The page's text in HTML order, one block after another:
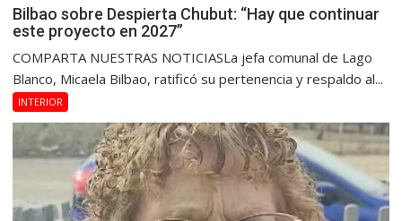
Bilbao sobre Despierta Chubut: “Hay que continuar
este proyecto en 2027”
COMPARTA NUESTRAS NOTICIASLa jefa comunal de Lago
Blanco, Micaela Bilbao, ratificó su pertenencia y respaldo al...
INTERIOR